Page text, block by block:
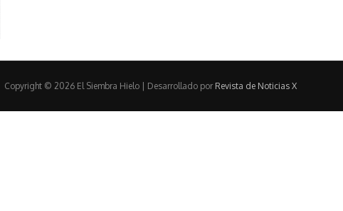
Copyright © 2026 El Siembra Hielo | Desarrollado por Revista de Noticias X